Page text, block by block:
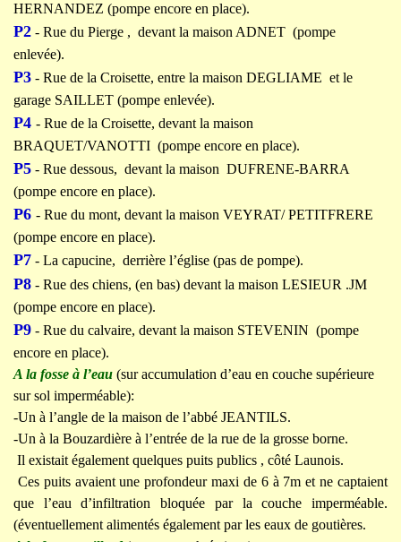
HERNANDEZ (pompe encore en place).
P2 - Rue du Pierge , devant la maison ADNET (pompe
enlevée).
P3 - Rue de la Croisette, entre la maison DEGLIAME et le
garage SAILLET (pompe enlevée).
P4 - Rue de la Croisette, devant la maison
BRAQUET/VANOTTI (pompe encore en place).
P5 - Rue dessous, devant la maison DUFRENE-BARRA
(pompe encore en place).
P6 - Rue du mont, devant la maison VEYRAT/ PETITFRERE
(pompe encore en place).
P7 - La capucine, derrière l’église (pas de pompe).
P8 - Rue des chiens, (en bas) devant la maison LESIEUR .JM
(pompe encore en place).
P9 - Rue du calvaire, devant la maison STEVENIN (pompe
encore en place).
A la fosse à l’eau (sur accumulation d’eau en couche supérieure
sur sol imperméable):
-Un à l’angle de la maison de l’abbé JEANTILS.
-Un à la Bouzardière à l’entrée de la rue de la grosse borne.
Il existait également quelques puits publics , côté Launois.
Ces puits avaient une profondeur maxi de 6 à 7m et ne captaient
que l’eau d’infiltration bloquée par la couche imperméable.
(éventuellement alimentés également par les eaux de goutières.